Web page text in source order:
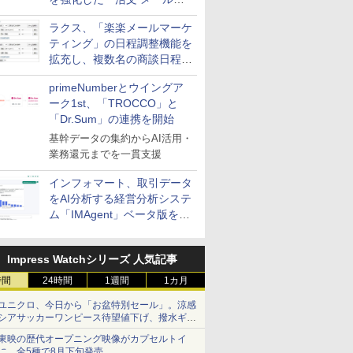
送信防止アドインサービス」
を提供
ラクス、「楽楽メールマーケ
ティング」の日程調整機能を
拡充し、複数名の商談日程調
整を効率化
primeNumberとウイングア
ーク1st、「TROCCO」と
「Dr.Sum」の連携を開始
基幹データの集約からAI活用・
業務還元までを一貫支援
インフォマート、取引データ
をAI分析する経営分析システ
ム「IMAgent」ベータ版を提
Impress Watchシリーズ 人気記事
24時間 1週間 1カ月
ニクロ、今日から「お盆特別セール」。涼感
アサッカーワンピース待望値下げ、撥水ギア
ョーツは1990円に
映の歴代オープニング映像がカプセルトイ